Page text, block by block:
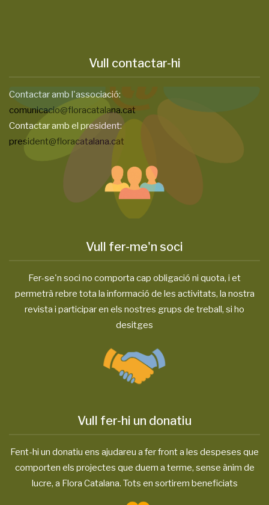
Vull contactar-hi
Contactar amb l'associació:
comunicacio@floracatalana.cat
Contactar amb el president:
president@floracatalana.cat
Vull fer-me'n soci
Fer-se'n soci no comporta cap obligació ni quota, i et
permetrà rebre tota la informació de les activitats, la nostra
revista i participar en els nostres grups de treball, si ho
desitges
Vull fer-hi un donatiu
Fent-hi un donatiu ens ajudareu a fer front a les despeses que
comporten els projectes que duem a terme, sense ànim de
lucre, a Flora Catalana. Tots en sortirem beneficiats